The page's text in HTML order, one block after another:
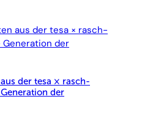
der tesa × rasch-
der